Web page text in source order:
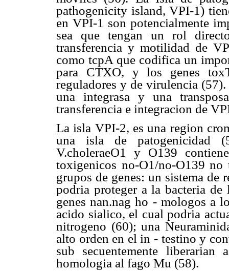
pathogenicity island, VPI-1)
en VPI-1 son potencialmente
sea que tengan un rol
transferencia y motilidad de
como tcpA que codifica un
para CTXO, y los genes
reguladores y de virulencia
una integrasa y una
transferencia e integracion de
La isla VPI-2, es una region
una isla de patogenicidad
V.choleraeO1 y O139
toxigenicos no-O1/no-O139
grupos de genes: un sistema
podria proteger a la bacteria
genes nan.nag ho - mologos a
acido sialico, el cual podria
nitrogeno (60); una
alto orden en el in - testino y
sub secuentemente
homologia al fago Mu (58).